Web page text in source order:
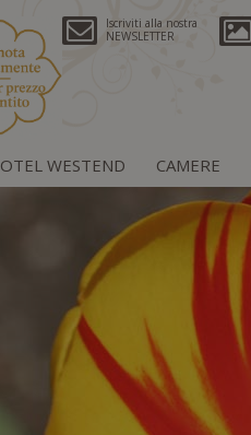
Iscriviti alla nostra
NEWSLETTER
WESTEND CAMERE